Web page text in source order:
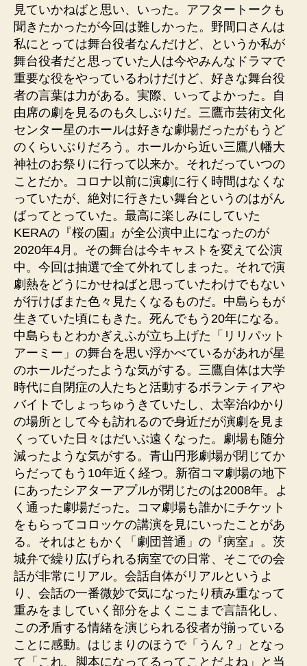
見ていかねばと思い、いった。アフタートークも
聞きたかったが今回は難しかった。野間口さんは
私にとっては舞台役者なんだけど、というか私が
舞台役者だと思っていた人は今やみんなドラマで
重要な役をやっているわけだけど、好きな舞台役
者の言葉は力がある。実際、いってよかった。自
由席の劇を見るのも久しぶりだ。三鷹市芸術文化
センター星のホールは好きな劇場だったがもうど
のくらいぶりだろう。ホールから近い三鷹八幡大
神社のお祭りに行って以来か。それだっていつの
ことだか。コロナ以前に演劇に行く時間はなくな
っていたが、絶対に行きたい舞台というのはがん
ばってとっていた。最高に楽しみにしていた
KERAの『桜の園』が全公演中止になったのが
2020年4月。その舞台は今キャストを変えて公演
中。今回は抽選で全て外れてしまった。それで演
劇熱をどうにかせねばと思っていたわけでもない
が行けばまた色々見たくなるものだ。中島らもが
生きていた頃にもきた。死んでもう20年になる。
中島らもとわかぎえふが立ち上げた「リリパット
アーミー」の舞台を思い浮かべているがあれが星
のホールだったような気がする。三鷹自体は大学
時代に自閉症の人たちと活動するボランティアや
バイトでしょっちゅうきていたし、太宰治ゆかり
の場所として今も訪れるので身近だが演劇を見ま
くっていた日々はだいぶ遠くなった。劇場も随分
減ったような気がする。青山円形劇場が閉じてか
らだってもう10年近く経つ。新宿コマ劇場の地下
にあったシアターアプルが閉じたのは2008年。よ
く通った劇場だった。コマ劇場も誰かにチケット
をもらってコロッケの講演を見にいったことがあ
る。それはともかく「劇団普通」の『病室』。茨
城弁で繰り広げられる病室での日常、そこでの会
話が非常にリアル。会話自体がリアルというよ
り、会話の一番微妙で気になったり積み重なって
重みをましていく部分をよくここまで言語化し、
この矛盾する情緒を演じられる役者が揃っている
ことに感動。はじまりのほうで「うん？」となっ
て「これ、脚本になってるってことだよね」と当